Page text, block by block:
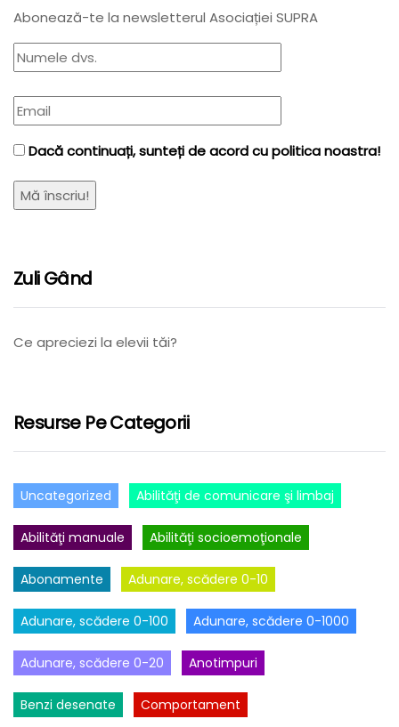
Abonează-te la newsletterul Asociației SUPRA
Dacă continuați, sunteți de acord cu politica noastra!
Zuli Gând
Ce apreciezi la elevii tăi?
Resurse Pe Categorii
Uncategorized Abilităţi de comunicare şi limbaj
Abilităţi manuale Abilităţi socioemoţionale
Abonamente Adunare, scădere 0-10
Adunare, scădere 0-100 Adunare, scădere 0-1000
Adunare, scădere 0-20 Anotimpuri
Benzi desenate Comportament